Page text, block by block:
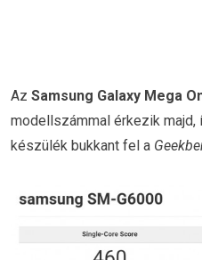
Az Samsung Galaxy Mega
modellszámmal érkezik
készülék bukkant fel a